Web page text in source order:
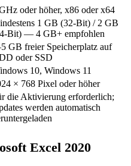
oder höher, x86 oder x64
1 GB (32-Bit) / 2 GB
Bit) — 4 GB+ empfohlen
GB freier Speicherplatz auf
oder SSD
10, Windows 11
× 768 Pixel oder höher
die Aktivierung erforderlich;
werden automatisch
Excel 2020